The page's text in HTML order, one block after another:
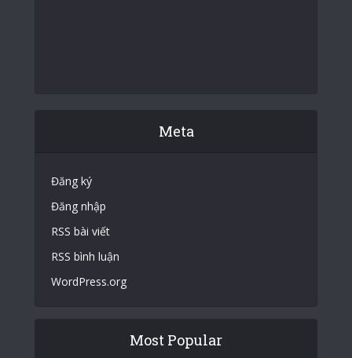
Meta
Đăng ký
Đăng nhập
RSS bài viết
RSS bình luận
WordPress.org
Most Popular